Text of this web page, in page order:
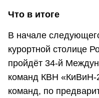
Что в итоге
В начале
курортной столице
пройдёт 34-й
команд КВН «КиВиН-
команд, по